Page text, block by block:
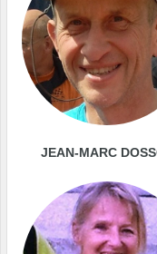
JEAN-MARC